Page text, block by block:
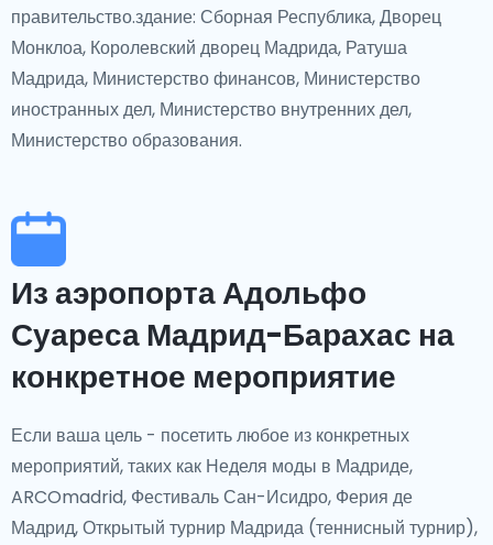
правительство.здание: Сборная Республика, Дворец
Монклоа, Королевский дворец Мадрида, Ратуша
Мадрида, Министерство финансов, Министерство
иностранных дел, Министерство внутренних дел,
Министерство образования.
Из аэропорта Адольфо
Суареса Мадрид-Барахас на
конкретное мероприятие
Если ваша цель - посетить любое из конкретных
мероприятий, таких как Неделя моды в Мадриде,
ARCOmadrid, Фестиваль Сан-Исидро, Ферия де
Мадрид, Открытый турнир Мадрида (теннисный турнир),